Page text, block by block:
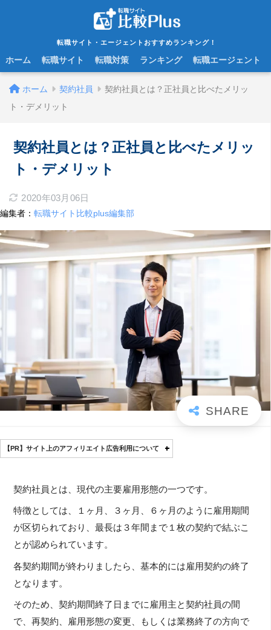
転職サイト・エージェントおすすめランキング！
ホーム 転職サイト 転職対策 ランキング 転職エージェント
ホーム 契約社員
契約社員とは？正社員と比べたメリッ
ト・デメリット
契約社員とは？正社員と比べたメリッ
ト・デメリット
2020年03月06日
編集者： 転職サイト比較plus編集部
【PR】サイト上のアフィリエイト広告利用について
契約社員とは、現代の主要雇用形態の一つです。
特徴としては、１ヶ月、３ヶ月、６ヶ月のように雇用期間
が区切られており、最長は３年間まで１枚の契約で結ぶこ
とが認められています。
各契約期間が終わりましたら、基本的には雇用契約の終了
となります。
そのため、契約期間終了日までに雇用主と契約社員の間
で、再契約、雇用形態の変更、もしくは業務終了の方向で